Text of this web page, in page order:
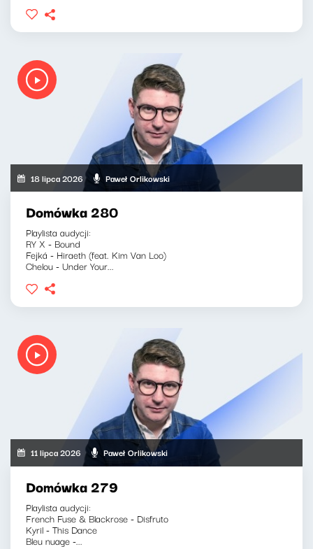
18 lipca 2026 Paweł Orlikowski
Domówka 280
Playlista audycji:
RY X - Bound
Fejká - Hiraeth (feat. Kim Van Loo)
Chelou - Under Your...
11 lipca 2026 Paweł Orlikowski
Domówka 279
Playlista audycji:
French Fuse & Blackrose - Disfruto
Kyril - This Dance
Bleu nuage -...